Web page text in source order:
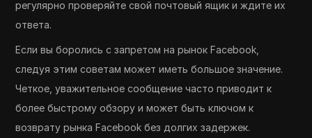
регулярно проверяйте свой почтовый ящик и ждите их
ответа.
Если вы боролись с запретом на рынок Facebook,
следуя этим советам может иметь большое значение.
Четкое, уважительное сообщение часто приводит к
более быстрому обзору и может быть ключом к
возврату рынка Facebook без долгих задержек.